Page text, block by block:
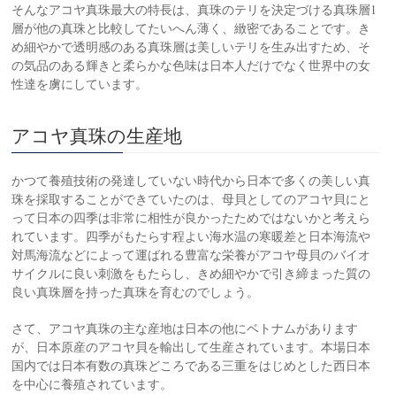
そんなアコヤ真珠最大の特長は、真珠のテリを決定づける真珠層1
層が他の真珠と比較してたいへん薄く、緻密であることです。き
め細やかで透明感のある真珠層は美しいテリを生み出すため、そ
の気品のある輝きと柔らかな色味は日本人だけでなく世界中の女
性達を虜にしています。
アコヤ真珠の生産地
かつて養殖技術の発達していない時代から日本で多くの美しい真
珠を採取することができていたのは、母貝としてのアコヤ貝にと
って日本の四季は非常に相性が良かったためではないかと考えら
れています。四季がもたらす程よい海水温の寒暖差と日本海流や
対馬海流などによって運ばれる豊富な栄養がアコヤ母貝のバイオ
サイクルに良い刺激をもたらし、きめ細やかで引き締まった質の
良い真珠層を持った真珠を育むのでしょう。
さて、アコヤ真珠の主な産地は日本の他にベトナムがあります
が、日本原産のアコヤ貝を輸出して生産されています。本場日本
国内では日本有数の真珠どころである三重をはじめとした西日本
を中心に養殖されています。